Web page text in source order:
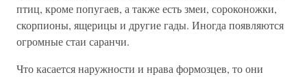
птиц, кроме попугаев, а также есть змеи, сороконожки,
скорпионы, ящерицы и другие гады. Иногда появляются
огромные стаи саранчи.
Что касается наружности и нрава формозцев, то они